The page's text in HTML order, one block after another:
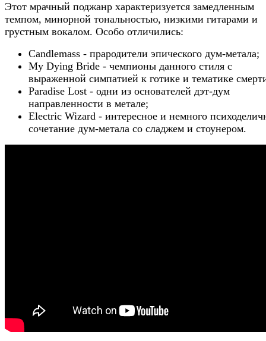
Этот мрачный поджанр характеризуется замедленным
темпом, минорной тональностью, низкими гитарами и
грустным вокалом. Особо отличились:
Candlemass - прародители эпического дум-метала;
My Dying Bride - чемпионы данного стиля с
выраженной симпатией к готике и тематике
Paradise Lost - одни из основателей дэт-дум
направленности в метале;
Electric Wizard - интересное и немного
сочетание дум-метала со сладжем и стоунером.